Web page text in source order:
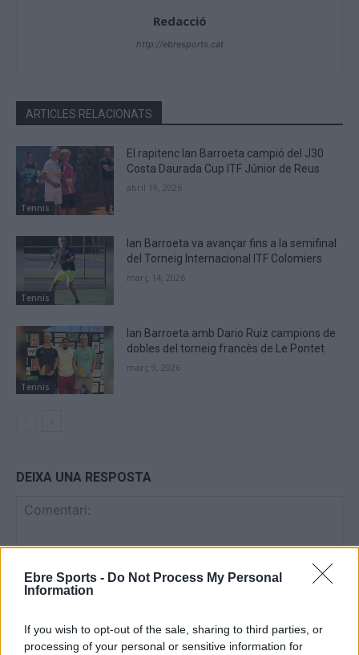
Ebre Sports - Do Not Process My Personal
Information
If you wish to opt-out of the sale, sharing to third parties, or
processing of your personal or sensitive information for
Redacció
http://ebresports.cat
ARTICLES RELACIONATS
Tennis
El rapitenc Ian Barroeta campió del J30
Costa Daurada Cup ITF Júnior de Reus
abril 19, 2026
Tennis
Ian Barroeta va avançar fins a la semifinal
del Torneig Internacional ITF Colomiers
març 14, 2026
Tennis
Ian Barroeta amb Dario Ruiz campions de
dobles del torneig francès de Le Pontet
març 9, 2026
DEIXA UNA RESPOSTA
Comentari: